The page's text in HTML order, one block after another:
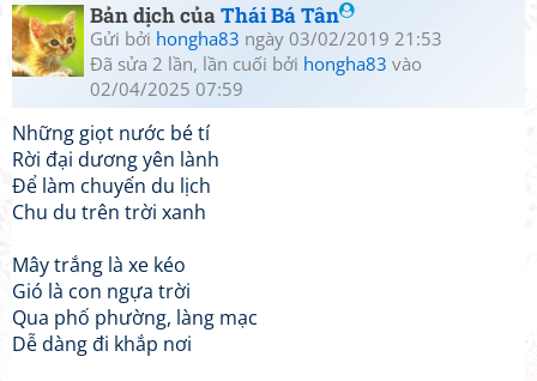
Bản dịch củaThái Bá Tân
Gửi bởi hongha83 ngày 03/02/2019 21:53
Đã sửa 2 lần, lần cuối bởi hongha83 vào
02/04/2025 07:59
Những giọt nước bé tí
Rời đại dương yên lành
Để làm chuyến du lịch
Chu du trên trời xanh
Mây trắng là xe kéo
Gió là con ngựa trời
Qua phố phường, làng mạc
Dễ dàng đi khắp nơi